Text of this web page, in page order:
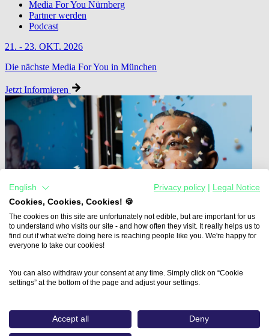
Media For You Nürnberg
Partner werden
Podcast
21. - 23. OKT. 2026
Die nächste Media For You in München
Jetzt Informieren
English Privacy policy
Legal Notice
Cookies, Cookies, Cookies! 🍪
The cookies on this site are unfortunately not edible, but are important for us
to understand who visits our site - and how often they visit. It really helps us to
find out if what we're doing here is reaching people like you. We're happy for
everyone to take our cookies!
You can also withdraw your consent at any time. Simply click on “Cookie
settings” at the bottom of the page and adjust your settings.
Accept all Deny